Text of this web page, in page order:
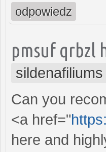
odpowiedz
pmsuf qrbzl
Can you
<a href="
here and